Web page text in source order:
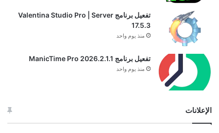
تفعيل برنامج Valentina Studio Pro | Server
17.5.3
منذ يوم واحد
تفعيل برنامج ManicTime Pro 2026.2.1.1
منذ يوم واحد
الإعلانات